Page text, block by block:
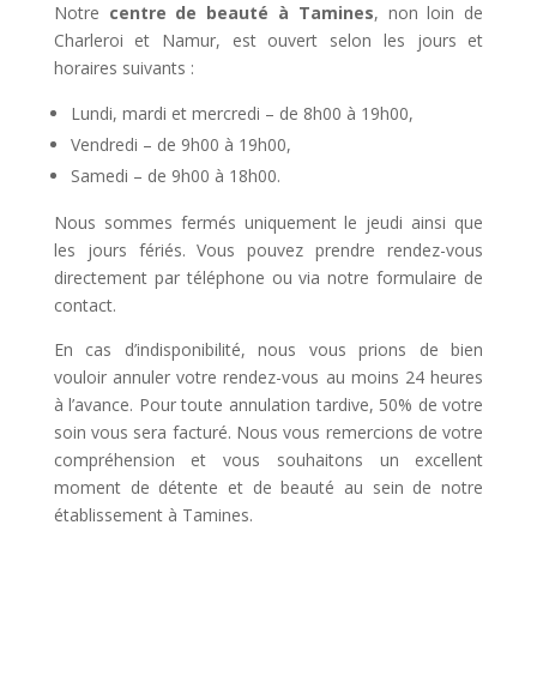
Notre centre de beauté à Tamines, non loin de
Charleroi et Namur, est ouvert selon les jours et
horaires suivants :
Lundi, mardi et mercredi – de 8h00 à 19h00,
Vendredi – de 9h00 à 19h00,
Samedi – de 9h00 à 18h00.
Nous sommes fermés uniquement le jeudi ainsi que
les jours fériés. Vous pouvez prendre rendez-vous
directement par téléphone ou via notre formulaire de
contact.
En cas d’indisponibilité, nous vous prions de bien
vouloir annuler votre rendez-vous au moins 24 heures
à l’avance. Pour toute annulation tardive, 50% de votre
soin vous sera facturé. Nous vous remercions de votre
compréhension et vous souhaitons un excellent
moment de détente et de beauté au sein de notre
établissement à Tamines.